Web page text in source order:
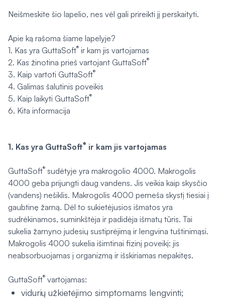
Neišmeskite šio lapelio, nes vėl gali prireikti jį perskaityti.
Apie ką rašoma šiame lapelyje?
1. Kas yra GuttaSoft® ir kam jis vartojamas
2. Kas žinotina prieš vartojant GuttaSoft®
3. Kaip vartoti GuttaSoft®
4. Galimas šalutinis poveikis
5. Kaip laikyti GuttaSoft®
6. Kita informacija
1. Kas yra GuttaSoft® ir kam jis vartojamas
GuttaSoft® sudėtyje yra makrogolio 4000. Makrogolis
4000 geba prijungti daug vandens. Jis veikia kaip skysčio
(vandens) nešiklis. Makrogolis 4000 perneša skystį tiesiai į
gaubtinę žarną. Dėl to sukietėjusios išmatos yra
sudrėkinamos, suminkštėja ir padidėja išmatų tūris. Tai
sukelia žarnyno judesių sustiprėjimą ir lengvina tuštinimąsi.
Makrogolis 4000 sukelia išimtinai fizinį poveikį: jis
neabsorbuojamas į organizmą ir išskiriamas nepakitęs.
GuttaSoft® vartojamas:
vidurių užkietėjimo simptomams lengvinti;